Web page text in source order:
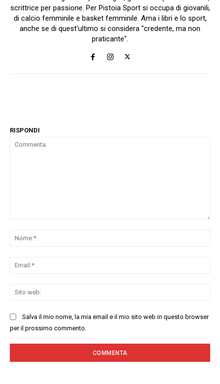
scrittrice per passione. Per Pistoia Sport si occupa di giovanili,
di calcio femminile e basket femminile. Ama i libri e lo sport,
anche se di quest'ultimo si considera "credente, ma non
praticante".
RISPONDI
Salva il mio nome, la mia email e il mio sito web in questo browser
per il prossimo commento.